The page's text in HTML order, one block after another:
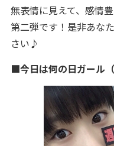
無表情に見えて、感情
第二弾です！是非あな
さい♪
■今日は何の日ガール（